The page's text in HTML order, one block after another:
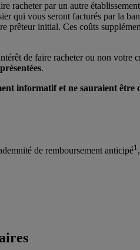
racheter par un autre
qui vous seront facturés par la
prêteur initial. Ces coûts
de faire racheter ou non votre
.
informatif et ne sauraient
de remboursement anticipé1,